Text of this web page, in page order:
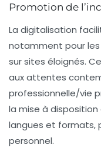
Promotion de
La digitalisation
notamment pour
sur sites éloignés.
aux attentes
professionnelle/vie
la mise à disposition
langues et formats,
personnel.